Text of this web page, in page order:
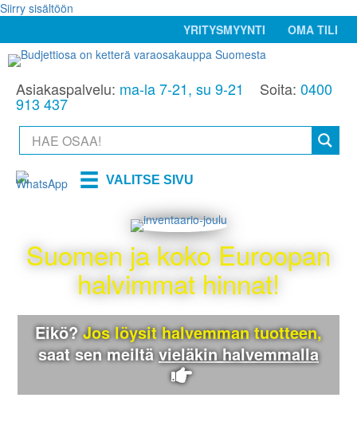
Siirry sisältöön
YRITYSMYYNTI
OMA TILI
Asiakaspalvelu: ma-la 7-21, su 9-21 Soita: 0400
913 437
VALITSE SIVU
Suomen ja koko Euroopan
halvimmat hinnat!
Eikö?Jos löysit halvemman tuotteen,
saat sen meiltävieläkin halvemmalla